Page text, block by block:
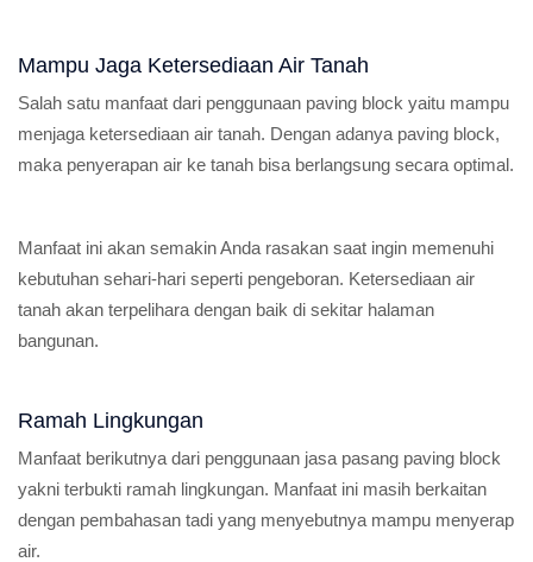
Mampu Jaga Ketersediaan Air Tanah
Salah satu manfaat dari penggunaan paving block yaitu mampu
menjaga ketersediaan air tanah. Dengan adanya paving block,
maka penyerapan air ke tanah bisa berlangsung secara optimal.
Manfaat ini akan semakin Anda rasakan saat ingin memenuhi
kebutuhan sehari-hari seperti pengeboran. Ketersediaan air
tanah akan terpelihara dengan baik di sekitar halaman
bangunan.
Ramah Lingkungan
Manfaat berikutnya dari penggunaan jasa pasang paving block
yakni terbukti ramah lingkungan. Manfaat ini masih berkaitan
dengan pembahasan tadi yang menyebutnya mampu menyerap
air.